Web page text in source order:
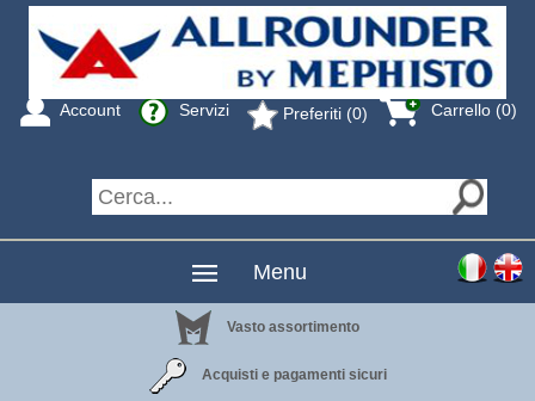
Carrello (0)
Preferiti (0)
Servizi
Account
Menu
Vasto assortimento
Acquisti e pagamenti sicuri